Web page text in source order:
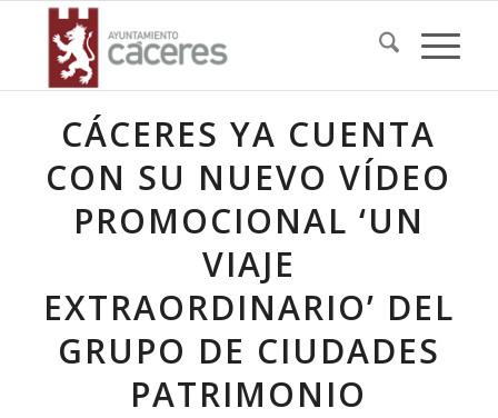
CÁCERES YA CUENTA
CON SU NUEVO VÍDEO
PROMOCIONAL ‘UN
VIAJE
EXTRAORDINARIO’ DEL
GRUPO DE CIUDADES
PATRIMONIO